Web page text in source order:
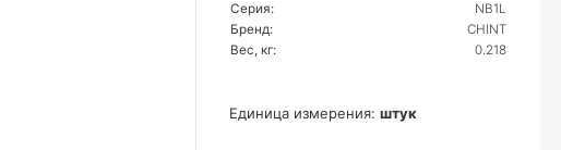
Серия:
NB1L
Бренд:
CHINT
Вес, кг:
0.218
Единица измерения: штук